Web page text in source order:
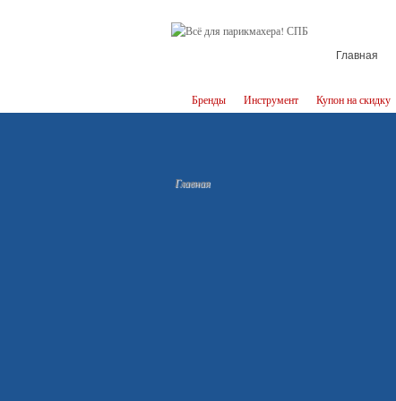
Главная
Бренды Инструмент Купон на скидку
Главная